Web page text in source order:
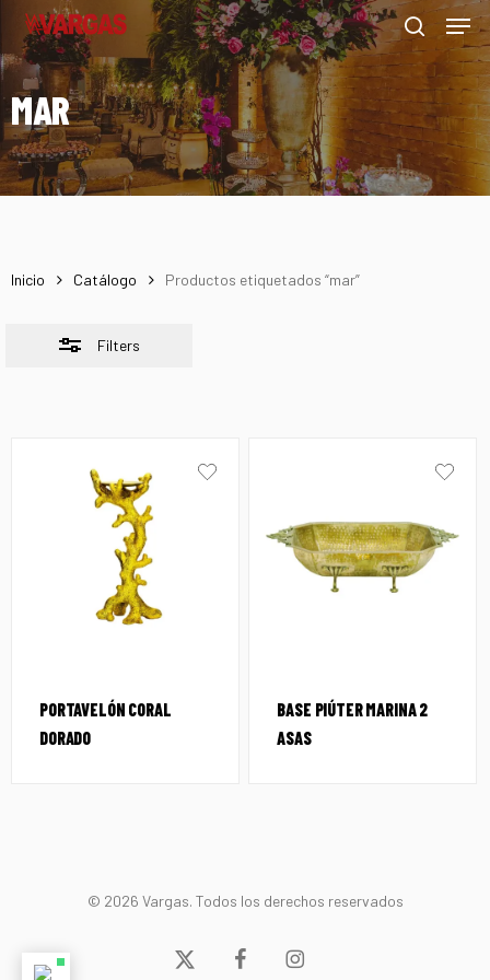
Skip
main
content
search
Menu
MAR
Inicio Catálogo Productos etiquetados “mar”
Filters
Close
Filters
PORTAVELÓN CORAL
DORADO
BASE PIÚTER MARINA 2
ASAS
© 2026 Vargas. Todos los derechos reservados
x-
facebookinstagram
Menu